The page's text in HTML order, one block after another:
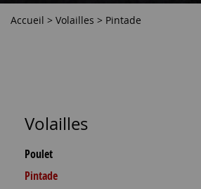
Accueil > Volailles > Pintade
Volailles
Poulet
Pintade